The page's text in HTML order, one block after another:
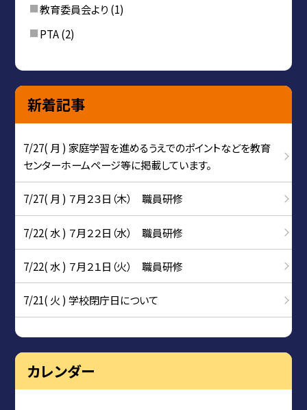
教育委員会より (1)
PTA(2)
新着記事
7/27( 月 ) 家庭学習を進めるうえでのポイントなどを教育
センターホームページ等に掲載しています。
7/27( 月 ) ７月２３日（木） 職員研修
7/22( 水 ) ７月２２日（水） 職員研修
7/22( 水 ) ７月２１日（火） 職員研修
7/21( 火 ) 学校閉庁日について
カレンダー